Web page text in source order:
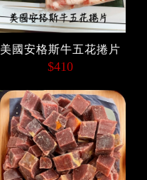
美國安格斯牛五花捲片
$410